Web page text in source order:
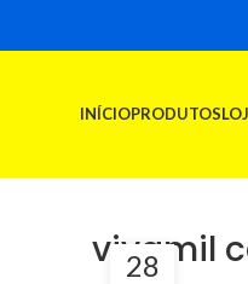
INÍCIOPRODUTOS
vivamil
28